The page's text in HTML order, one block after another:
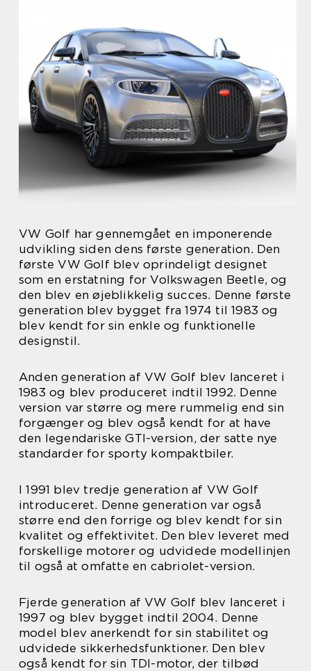
VW Golf har gennemgået en imponerende
udvikling siden dens første generation. Den
første VW Golf blev oprindeligt designet
som en erstatning for Volkswagen Beetle, og
den blev en øjeblikkelig succes. Denne første
generation blev bygget fra 1974 til 1983 og
blev kendt for sin enkle og funktionelle
designstil.
Anden generation af VW Golf blev lanceret i
1983 og blev produceret indtil 1992. Denne
version var større og mere rummelig end sin
forgænger og blev også kendt for at have
den legendariske GTI-version, der satte nye
standarder for sporty kompaktbiler.
I 1991 blev tredje generation af VW Golf
introduceret. Denne generation var også
større end den forrige og blev kendt for sin
kvalitet og effektivitet. Den blev leveret med
forskellige motorer og udvidede modellinjen
til også at omfatte en cabriolet-version.
Fjerde generation af VW Golf blev lanceret i
1997 og blev bygget indtil 2004. Denne
model blev anerkendt for sin stabilitet og
udvidede sikkerhedsfunktioner. Den blev
også kendt for sin TDI-motor, der tilbød